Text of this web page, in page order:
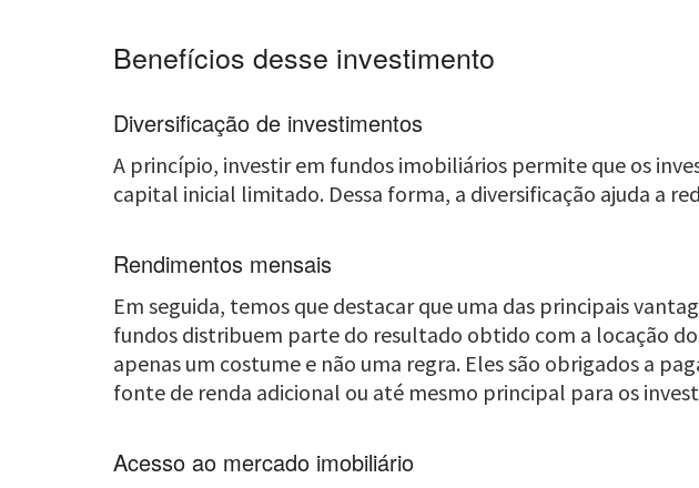
Benefícios desse investimento
Diversificação de investimentos
A princípio, investir em fundos imobiliários permite que os
capital inicial limitado. Dessa forma, a diversificação ajuda a
Rendimentos mensais
Em seguida, temos que destacar que uma das principais
fundos distribuem parte do resultado obtido com a locação
apenas um costume e não uma regra. Eles são obrigados a
fonte de renda adicional ou até mesmo principal para os
Acesso ao mercado imobiliário